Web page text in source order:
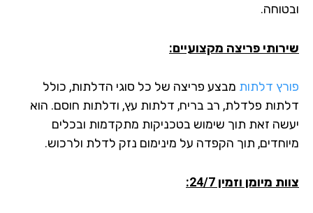
ובטוחה.
שירותי פריצה מקצועיים:
פורץ דלתות מבצע פריצה של כל סוגי הדלתות, כולל
דלתות פלדלת, רב בריח, דלתות עץ, ודלתות חוסם. הוא
יעשה זאת תוך שימוש בטכניקות מתקדמות ובכלים
מיוחדים, תוך הקפדה על מינימום נזק לדלת ולרכוש.
צוות מיומן וזמין 24/7: